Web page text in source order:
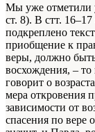
Мы уже отметили
ст. 8). В стт.
подкреплено
приобщение к
веры, должно
восхождения, –
говорит о
мера откровения
зависимости от
спасения по вере